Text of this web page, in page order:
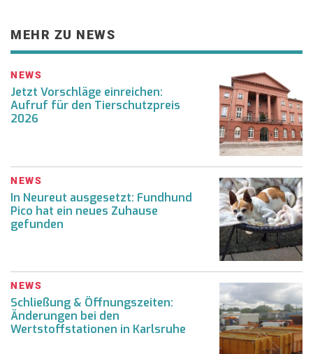
MEHR ZU NEWS
NEWS
Jetzt Vorschläge einreichen:
Aufruf für den Tierschutzpreis
2026
NEWS
In Neureut ausgesetzt: Fundhund
Pico hat ein neues Zuhause
gefunden
NEWS
Schließung & Öffnungszeiten:
Änderungen bei den
Wertstoffstationen in Karlsruhe